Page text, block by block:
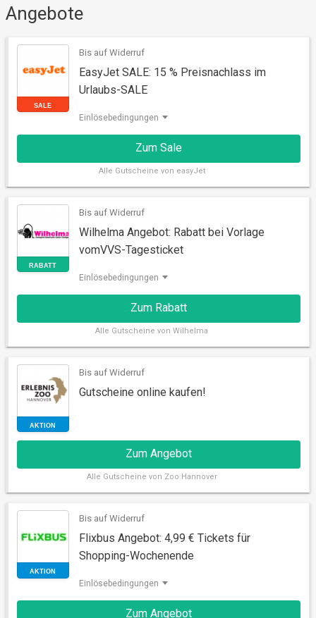
AKTION
Angebote
Bis auf Widerruf
EasyJet SALE: 15 % Preisnachlass im
Urlaubs-SALE
Einlösebedingungen
Zum Sale
Alle Gutscheine von easyJet
RABATT
Bis auf Widerruf
Wilhelma Angebot: Rabatt bei Vorlage
vomVVS-Tagesticket
Einlösebedingungen
Zum Rabatt
Alle Gutscheine von Wilhelma
AKTION
Bis auf Widerruf
Gutscheine online kaufen!
Zum Angebot
Alle Gutscheine von Zoo Hannover
Bis auf Widerruf
Flixbus Angebot: 4,99 € Tickets für
Shopping-Wochenende
Einlösebedingungen
Zum Angebot